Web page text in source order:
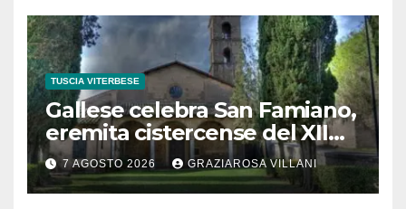
TUSCIA VITERBESE
Gallese celebra San Famiano,
eremita cistercense del XII
secolo
7 AGOSTO 2026 GRAZIAROSA VILLANI